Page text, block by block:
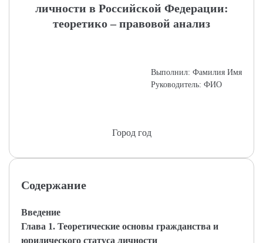
личности в Российской Федерации:
теоретико – правовой анализ
Выполнил: Фамилия Имя
Руководитель: ФИО
Город год
Содержание
Введение
Глава 1. Теоретические основы гражданства и
юридического статуса личности